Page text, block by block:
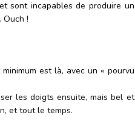
sont incapables de produire un
!
est là, avec un « pourvu
les doigts ensuite, mais bel et
et tout le temps.